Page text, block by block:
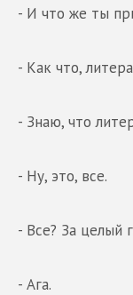
- И что же ты
- Как что,
- Знаю, что
- Ну, это, все.
- Все? За целый
- Ага.